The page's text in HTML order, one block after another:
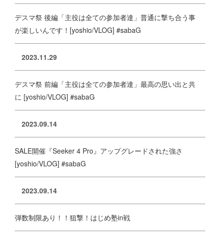
デスマ祭 後編「主役は全ての参加者達」普通に撃ち合う事
が楽しいんです！[yoshio/VLOG] #sabaG
2023.11.29
デスマ祭 前編「主役は全ての参加者達」最高の思い出と共
に [yoshio/VLOG] #sabaG
2023.09.14
SALE開催『Seeker 4 Pro』アップグレードされた強さ
[yoshio/VLOG] #sabaG
2023.09.14
弾数制限あり！！狙撃！はじめ塾in戦